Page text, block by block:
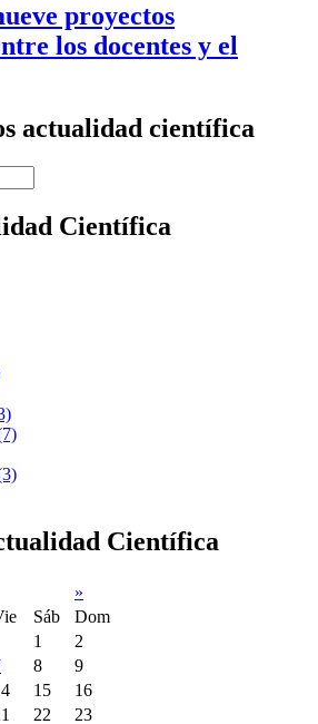
proyectos
los docentes y el
actualidad científica
Científica
Científica
»
Sáb
Dom
1
2
8
9
15
16
22
23